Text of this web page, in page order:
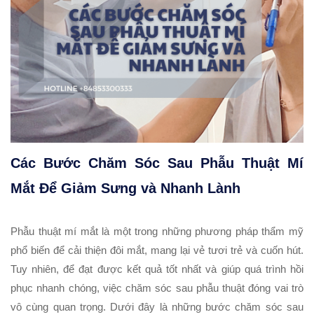
Các Bước Chăm Sóc Sau Phẫu Thuật Mí
Mắt Để Giảm Sưng và Nhanh Lành
Phẫu thuật mí mắt là một trong những phương pháp thẩm mỹ
phổ biến để cải thiện đôi mắt, mang lại vẻ tươi trẻ và cuốn hút.
Tuy nhiên, để đạt được kết quả tốt nhất và giúp quá trình hồi
phục nhanh chóng, việc chăm sóc sau phẫu thuật đóng vai trò
vô cùng quan trọng. Dưới đây là những bước chăm sóc sau